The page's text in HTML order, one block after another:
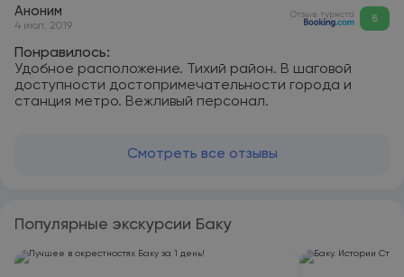
Аноним
4 июл. 2019
Отзыв туриста 8
Понравилось:
Удобное расположение. Тихий район. В шаговой
доступности достопримечательности города и
станция метро. Вежливый персонал.
Смотреть все отзывы
Популярные экскурсии Баку